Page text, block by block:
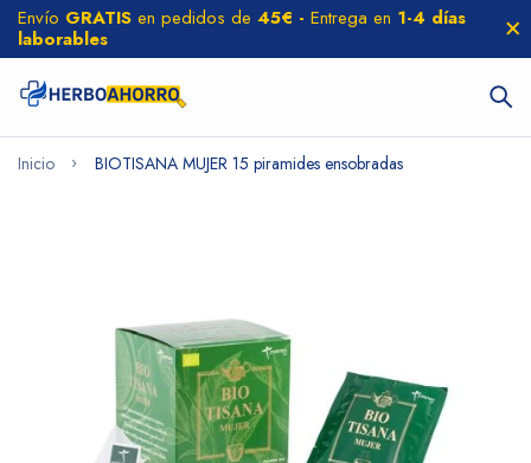
Envío GRATIS en pedidos de 45€ - Entrega en 1-4 días
laborables
Inicio BIOTISANA MUJER 15 piramides ensobradas